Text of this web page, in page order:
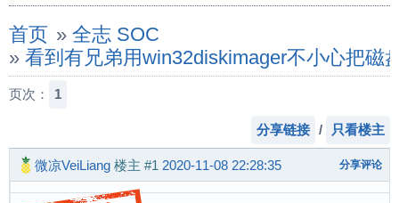
首页 » 全志 SOC
» 看到有兄弟用win32diskimager不小心把磁
页次： 1
分享链接 / 只看楼主
微凉VeiLiang 楼主 #1 2020-11-08 22:28:35 分享评论